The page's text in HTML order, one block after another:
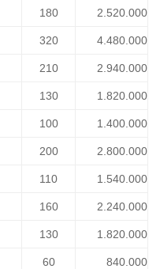
180 2.520.000
320 4.480.000
210 2.940.000
130 1.820.000
100 1.400.000
200 2.800.000
110 1.540.000
160 2.240.000
130 1.820.000
60 840.000